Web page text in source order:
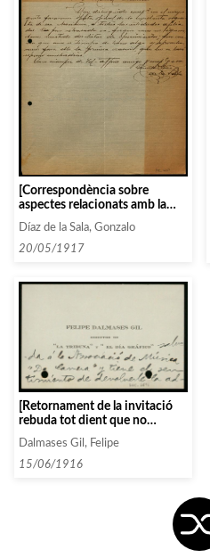
[Correspondència sobre
aspectes relacionats amb la
programació i els concerts
organitzats]
Díaz de la Sala, Gonzalo
20/05/1917
[Retornament de la invitació
rebuda tot dient que no
accepta entrades sense
localitat]
Dalmases Gil, Felipe
15/06/1916